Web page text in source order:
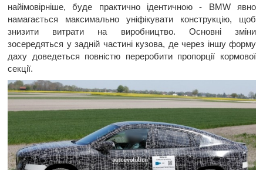
найімовірніше, буде практично ідентичною - BMW явно
намагається максимально уніфікувати конструкцію, щоб
знизити витрати на виробництво. Основні зміни
зосередяться у задній частині кузова, де через іншу форму
даху доведеться повністю переробити пропорції кормової
секції.